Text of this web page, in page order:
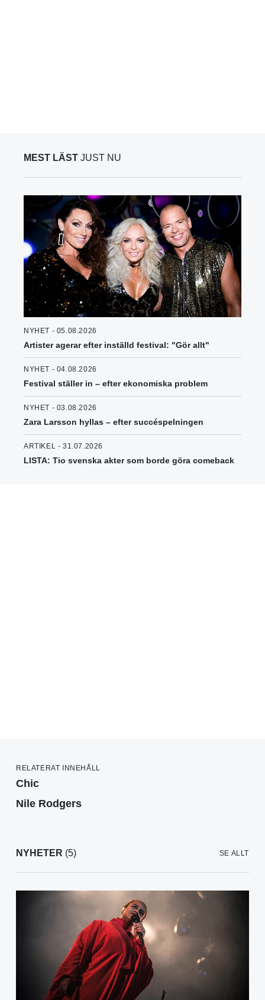
MEST LÄST JUST NU
NYHET - 05.08.2026
Artister agerar efter inställd festival: "Gör allt"
NYHET - 04.08.2026
Festival ställer in – efter ekonomiska problem
NYHET - 03.08.2026
Zara Larsson hyllas – efter succéspelningen
ARTIKEL - 31.07.2026
LISTA: Tio svenska akter som borde göra comeback
RELATERAT INNEHÅLL
Chic
Nile Rodgers
NYHETER (5) SE ALLT